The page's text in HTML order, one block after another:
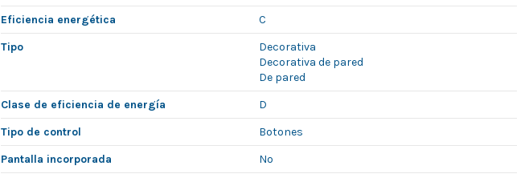
Eficiencia energética
C
Tipo
Decorativa
Decorativa de pared
De pared
Clase de eficiencia de energía
D
Tipo de control
Botones
Pantalla incorporada
No